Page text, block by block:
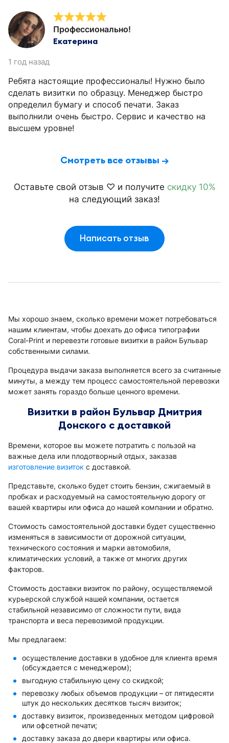
Профессионально!
Екатерина
1 год назад
Ребята настоящие профессионалы! Нужно было
сделать визитки по образцу. Менеджер быстро
определил бумагу и способ печати. Заказ
выполнили очень быстро. Сервис и качество на
высшем уровне!
Смотреть все отзывы →
Оставьте свой отзыв ♡ и получите скидку 10%
на следующий заказ!
Написать отзыв
Мы хорошо знаем, сколько времени может потребоваться
нашим клиентам, чтобы доехать до офиса типографии
Coral-Print и перевезти готовые визитки в район Бульвар
собственными силами.
Процедура выдачи заказа выполняется всего за считанные
минуты, а между тем процесс самостоятельной перевозки
может занять гораздо больше ценного времени.
Визитки в район Бульвар Дмитрия
Донского с доставкой
Времени, которое вы можете потратить с пользой на
важные дела или плодотворный отдых, заказав
изготовление визиток с доставкой.
Представьте, сколько будет стоить бензин, сжигаемый в
пробках и расходуемый на самостоятельную дорогу от
вашей квартиры или офиса до нашей компании и обратно.
Стоимость самостоятельной доставки будет существенно
изменяться в зависимости от дорожной ситуации,
технического состояния и марки автомобиля,
климатических условий, а также от многих других
факторов.
Стоимость доставки визиток по району, осуществляемой
курьерской службой нашей компании, остается
стабильной независимо от сложности пути, вида
транспорта и веса перевозимой продукции.
Мы предлагаем:
осуществление доставки в удобное для клиента время
(обсуждается с менеджером);
выгодную стабильную цену со скидкой;
перевозку любых объемов продукции – от пятидесяти
штук до нескольких десятков тысяч визиток;
доставку визиток, произведенных методом цифровой
или офсетной печати;
доставку заказа до двери квартиры или офиса.